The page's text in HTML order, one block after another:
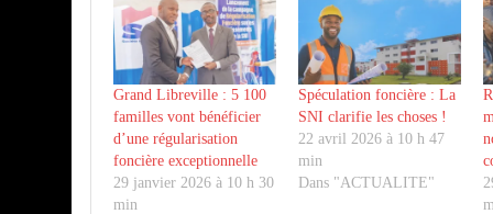
Grand Libreville : 5 100
familles vont bénéficier
d’une régularisation
foncière exceptionnelle
29 janvier 2026 à 10 h 30
min
Spéculation foncière : La
SNI clarifie les choses !
22 avril 2026 à 10 h 47
min
Dans "ACTUALITE"